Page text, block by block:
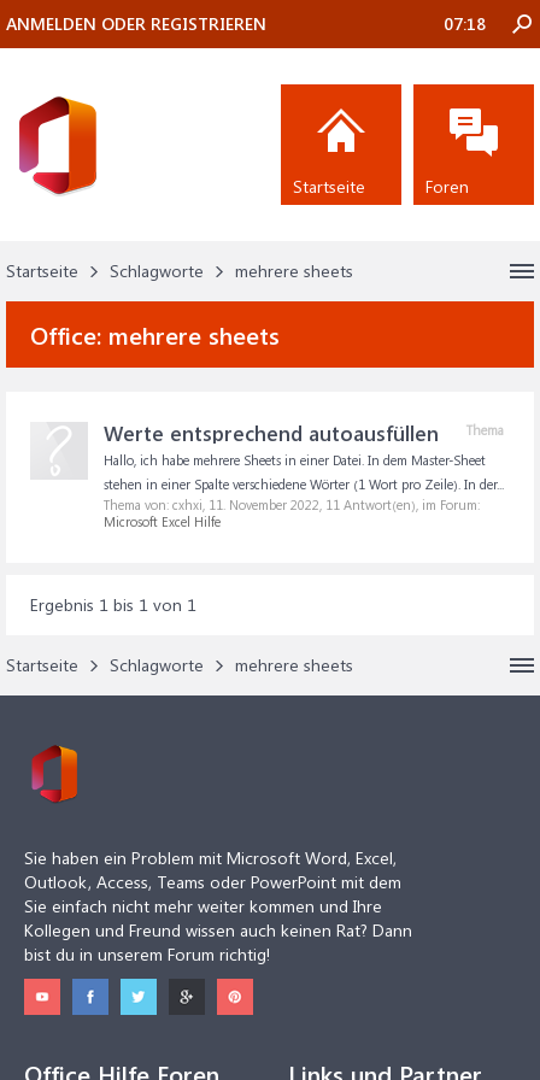
Startseite Schlagworte mehrere sheets
Office: mehrere sheets
Thema
Werte entsprechend autoausfüllen
Hallo, ich habe mehrere Sheets in einer Datei. In dem Master-Sheet
stehen in einer Spalte verschiedene Wörter (1 Wort pro Zeile). In der...
Thema von: cxhxi, 11. November 2022, 11 Antwort(en), im Forum:
Microsoft Excel Hilfe
Ergebnis 1 bis 1 von 1
Startseite Schlagworte mehrere sheets
ANMELDEN ODER REGISTRIEREN 07:18
Startseite Foren
Sie haben ein Problem mit Microsoft Word, Excel,
Outlook, Access, Teams oder PowerPoint mit dem
Sie einfach nicht mehr weiter kommen und Ihre
Kollegen und Freund wissen auch keinen Rat? Dann
bist du in unserem Forum richtig!
Office Hilfe Foren Links und Partner